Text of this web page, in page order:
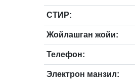
СТИР:
Жойлашган жойи:
Телефон:
Электрон манзил: